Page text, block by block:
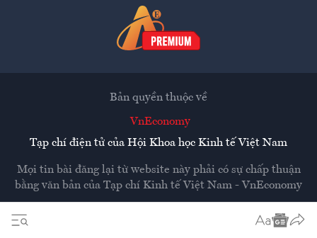
Bản quyền thuộc về
VnEconomy
Tạp chí điện tử của Hội Khoa học Kinh tế Việt Nam
Mọi tin bài đăng lại từ website này phải có sự chấp thuận
bằng văn bản của Tạp chí Kinh tế Việt Nam - VnEconomy
Các trang liên kết ra ngoài sẽ được mở ra ở cửa sổ mới.
VnEconomy không chịu trách nhiệm nội dung các trang